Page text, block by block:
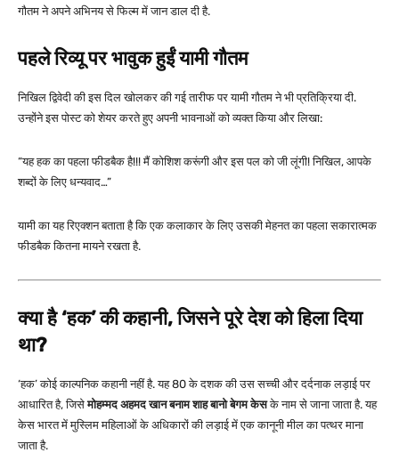
गौतम ने अपने अभिनय से फिल्म में जान डाल दी है.
पहले रिव्यू पर भावुक हुईं यामी गौतम
निखिल द्विवेदी की इस दिल खोलकर की गई तारीफ पर यामी गौतम ने भी प्रतिक्रिया दी.
उन्होंने इस पोस्ट को शेयर करते हुए अपनी भावनाओं को व्यक्त किया और लिखा:
“यह हक का पहला फीडबैक है!!! मैं कोशिश करूंगी और इस पल को जी लूंगी! निखिल, आपके
शब्दों के लिए धन्यवाद…”
यामी का यह रिएक्शन बताता है कि एक कलाकार के लिए उसकी मेहनत का पहला सकारात्मक
फीडबैक कितना मायने रखता है.
क्या है ‘हक’ की कहानी, जिसने पूरे देश को हिला दिया
था?
‘हक’ कोई काल्पनिक कहानी नहीं है. यह 80 के दशक की उस सच्ची और दर्दनाक लड़ाई पर
आधारित है, जिसेमोहम्मद अहमद खान बनाम शाह बानो बेगम केसके नाम से जाना जाता है. यह
केस भारत में मुस्लिम महिलाओं के अधिकारों की लड़ाई में एक कानूनी मील का पत्थर माना
जाता है.